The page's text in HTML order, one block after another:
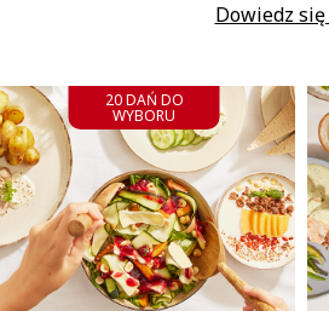
Dowiedz
20 DAŃ DO
WYBORU